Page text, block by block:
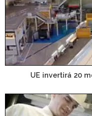
UE invertirá 20